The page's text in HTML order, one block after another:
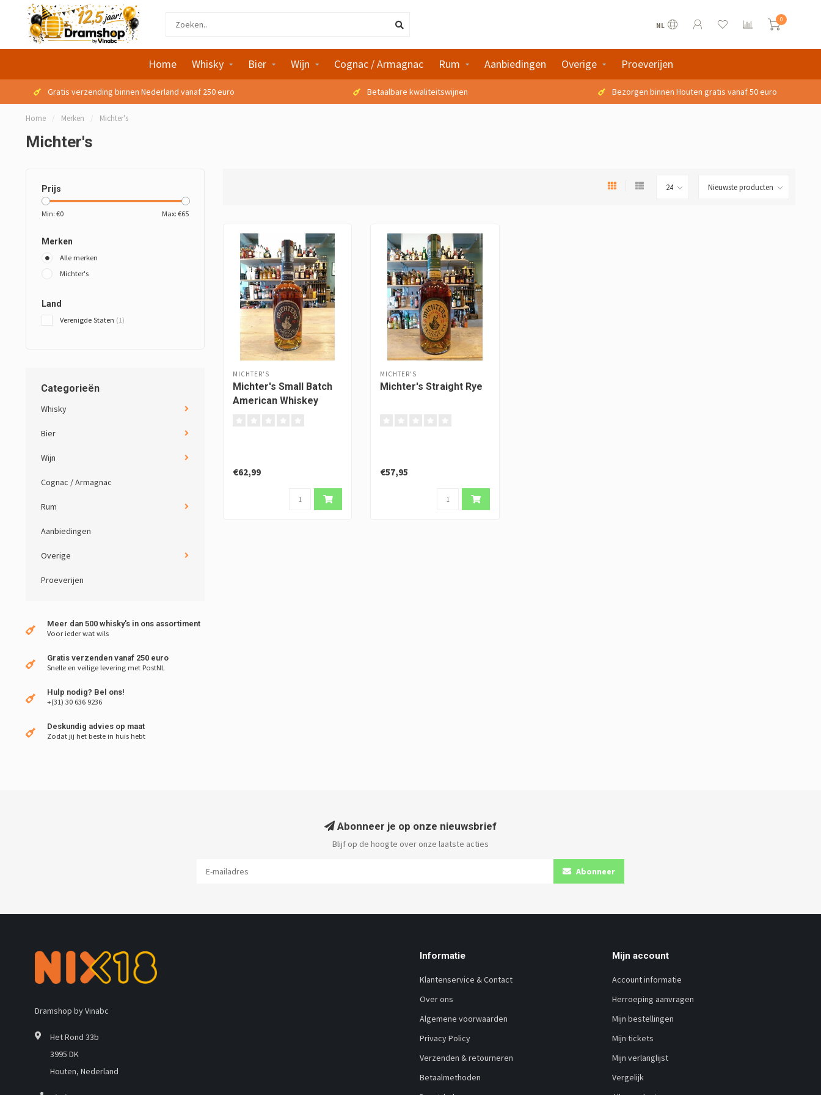
NL
0
Home Whisky Bier Wijn Cognac / Armagnac Rum Aanbiedingen Overige Proeverijen
Gratis verzending binnen Nederland vanaf 250 euro Betaalbare kwaliteitswijnen Bezorgen binnen Houten gratis vanaf 50 euro
Home / Merken / Michter's
Michter's
Prijs
Min: €0 Max: €65
Merken
Alle merken
Michter's
Land
Verenigde Staten (1)
Categorieën
Whisky
Bier
Wijn
Cognac / Armagnac
Rum
Aanbiedingen
Overige
Proeverijen
Meer dan 500 whisky's in ons assortiment
Voor ieder wat wils
Gratis verzenden vanaf 250 euro
Snelle en veilige levering met PostNL
Hulp nodig? Bel ons!
+(31) 30 636 9236
Deskundig advies op maat
Zodat jij het beste in huis hebt
MICHTER'S
Michter's Small Batch
American Whiskey
€62,99
MICHTER'S
Michter's Straight Rye
€57,95
Abonneer je op onze nieuwsbrief
Blijf op de hoogte over onze laatste acties
Abonneer
Dramshop by Vinabc
Het Rond 33b
3995 DK
Houten, Nederland
Informatie
Klantenservice & Contact
Over ons
Algemene voorwaarden
Privacy Policy
Verzenden & retourneren
Betaalmethoden
Mijn account
Account informatie
Herroeping aanvragen
Mijn bestellingen
Mijn tickets
Mijn verlanglijst
Vergelijk